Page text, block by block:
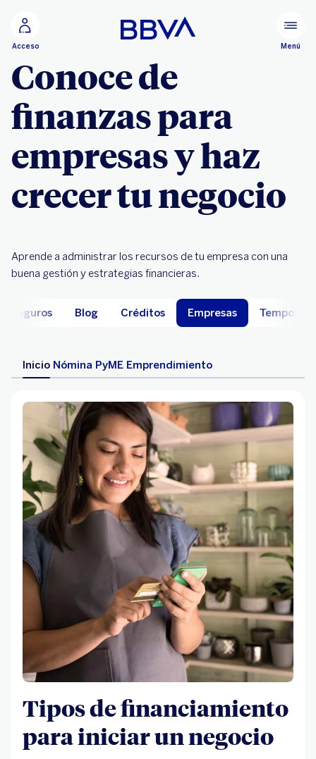
Acceso Menú
Conoce de
finanzas para
empresas y haz
crecer tu negocio
Aprende a administrar los recursos de tu empresa con una
buena gestión y estrategias financieras.
Seguros Blog Créditos Empresas
Inicio Nómina PyME Emprendimiento
Tipos de financiamiento
para iniciar un negocio